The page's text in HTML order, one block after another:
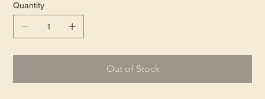
Quantity
Out of Stock